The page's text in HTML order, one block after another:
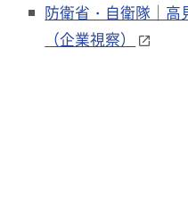
防衛省・自衛隊｜
（企業視察）